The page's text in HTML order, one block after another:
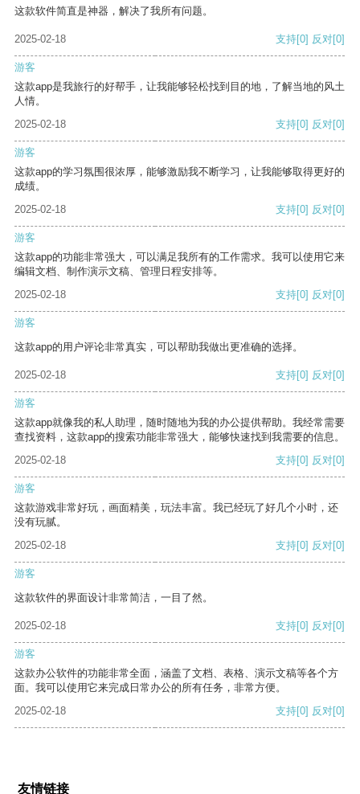
这款软件简直是神器，解决了我所有问题。
2025-02-18 支持[0] 反对[0]
游客
这款app是我旅行的好帮手，让我能够轻松找到目的地，了解当地的风土
人情。
2025-02-18
支持[0] 反对[0]
游客
这款app的学习氛围很浓厚，能够激励我不断学习，让我能够取得更好的
成绩。
2025-02-18
支持[0] 反对[0]
游客
这款app的功能非常强大，可以满足我所有的工作需求。我可以使用它来
编辑文档、制作演示文稿、管理日程安排等。
2025-02-18
支持[0] 反对[0]
游客
这款app的用户评论非常真实，可以帮助我做出更准确的选择。
2025-02-18 支持[0] 反对[0]
游客
这款app就像我的私人助理，随时随地为我的办公提供帮助。我经常需要
查找资料，这款app的搜索功能非常强大，能够快速找到我需要的信息。
2025-02-18
支持[0] 反对[0]
游客
这款游戏非常好玩，画面精美，玩法丰富。我已经玩了好几个小时，还
没有玩腻。
2025-02-18
支持[0] 反对[0]
游客
这款软件的界面设计非常简洁，一目了然。
2025-02-18 支持[0] 反对[0]
游客
这款办公软件的功能非常全面，涵盖了文档、表格、演示文稿等各个方
面。我可以使用它来完成日常办公的所有任务，非常方便。
2025-02-18
支持[0] 反对[0]
友情链接